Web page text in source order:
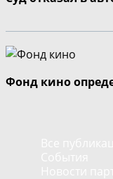
Фонд кино